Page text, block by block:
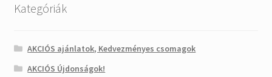
Kategóriák
AKCIÓS ajánlatok, Kedvezményes csomagok
AKCIÓS Újdonságok!